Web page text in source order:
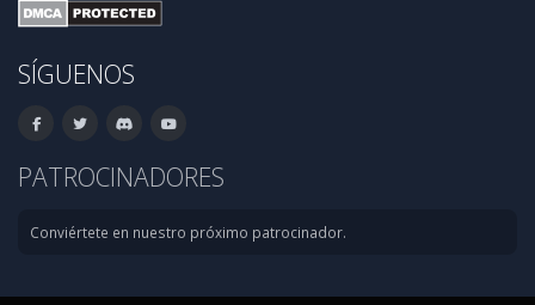
SÍGUENOS
PATROCINADORES
Conviértete en nuestro próximo patrocinador.